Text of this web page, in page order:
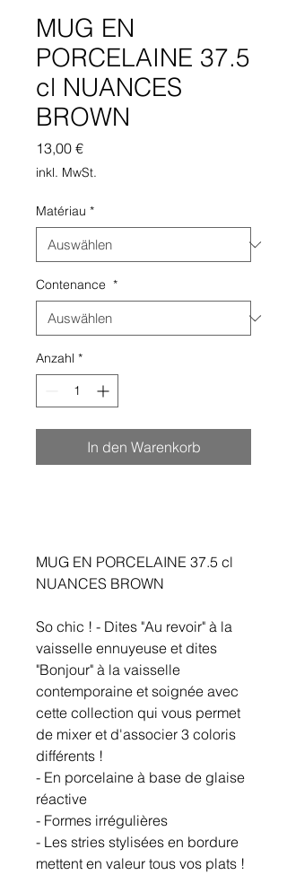
MUG EN
PORCELAINE 37.5
cl NUANCES
BROWN
13,00 €Preis
inkl. MwSt.
Matériau *
Contenance *
Anzahl *
In den Warenkorb
MUG EN PORCELAINE 37.5 cl
NUANCES BROWN
So chic ! - Dites "Au revoir" à la
vaisselle ennuyeuse et dites
"Bonjour" à la vaisselle
contemporaine et soignée avec
cette collection qui vous permet
de mixer et d'associer 3 coloris
différents !
- En porcelaine à base de glaise
réactive
- Formes irrégulières
- Les stries stylisées en bordure
mettent en valeur tous vos plats !